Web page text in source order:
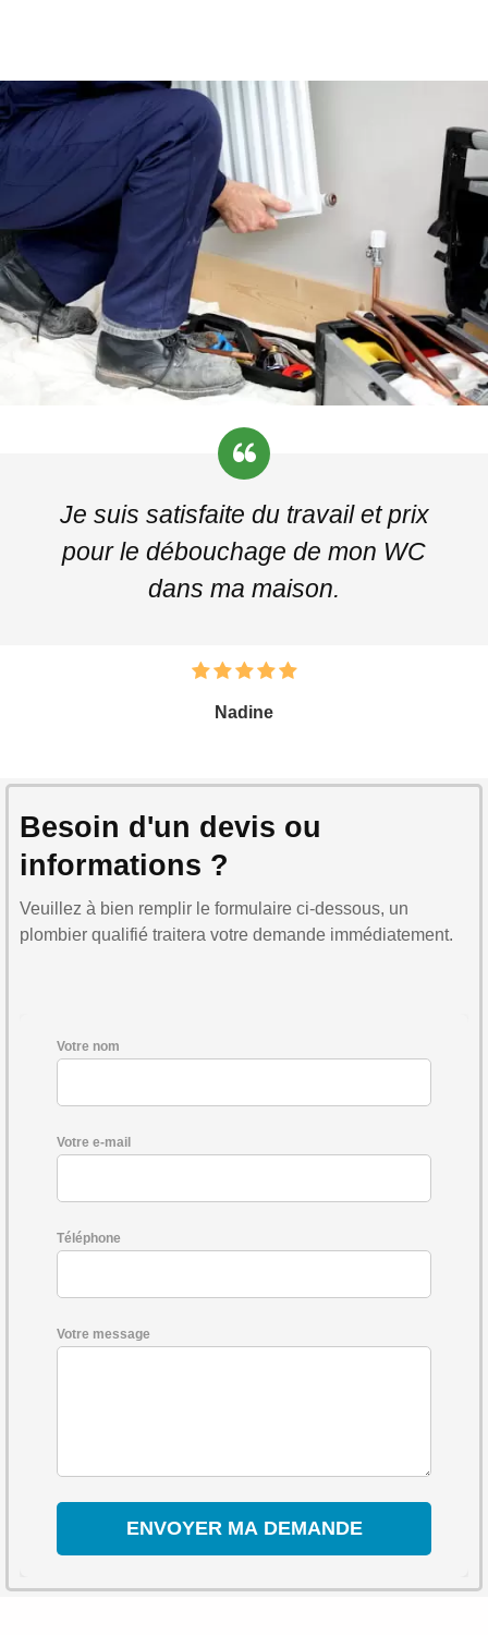
Je suis satisfaite du travail et prix
pour le débouchage de mon WC
dans ma maison.
Nadine
Besoin d'un devis ou
informations ?
Veuillez à bien remplir le formulaire ci-dessous, un
plombier qualifié traitera votre demande immédiatement.
Votre nom
Votre e-mail
Téléphone
Votre message